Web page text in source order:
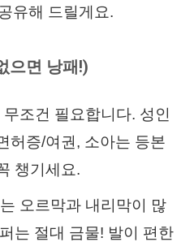
유해 드릴게요.
으면 낭패!)
조건 필요합니다. 성인
허증/여권, 소아는 등본
챙기세요.
오르막과 내리막이 많
는 절대 금물! 발이 편한